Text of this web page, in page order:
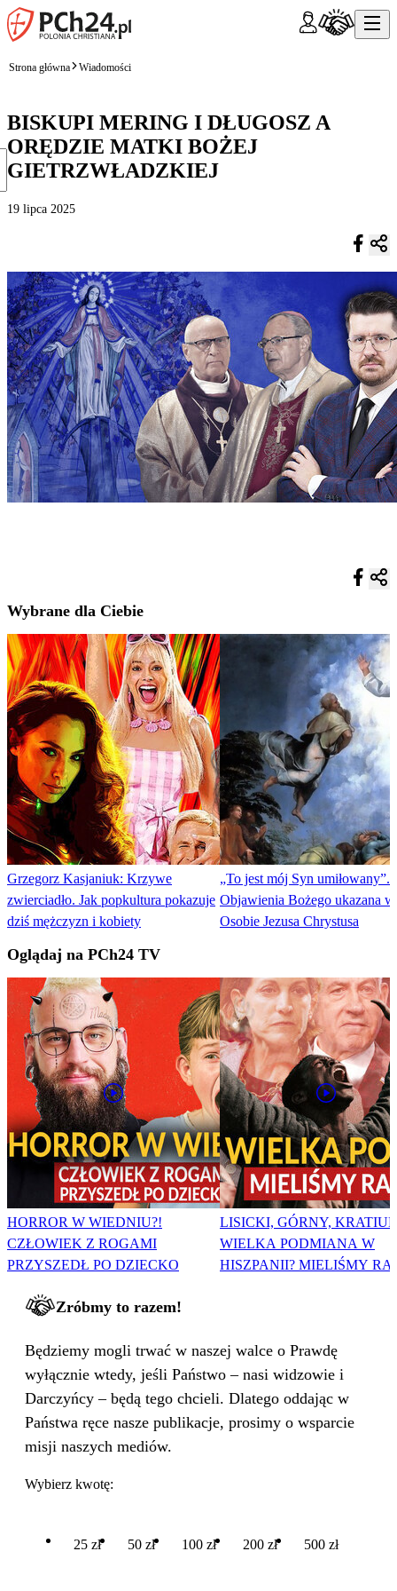
Strona główna Wiadomości
BISKUPI MERING I DŁUGOSZ A
ORĘDZIE MATKI BOŻEJ
GIETRZWŁADZKIEJ
19 lipca 2025
Wybrane dla Ciebie
Grzegorz Kasjaniuk: Krzywe
zwierciadło. Jak popkultura pokazuje
dziś mężczyzn i kobiety
„To jest mój Syn umiłowany”.
Objawienia Bożego ukazana w
Osobie Jezusa Chrystusa
Oglądaj na PCh24 TV
HORROR W WIEDNIU?!
CZŁOWIEK Z ROGAMI
PRZYSZEDŁ PO DZIECKO
LISICKI, GÓRNY,
WIELKA PODMIANA W
HISZPANII? MIELIŚMY
Zróbmy to razem!
Będziemy mogli trwać w naszej walce o Prawdę
wyłącznie wtedy, jeśli Państwo – nasi widzowie i
Darczyńcy – będą tego chcieli. Dlatego oddając w
Państwa ręce nasze publikacje, prosimy o wsparcie
misji naszych mediów.
Wybierz kwotę:
25 zł 50 zł 100 zł 200 zł 500 zł